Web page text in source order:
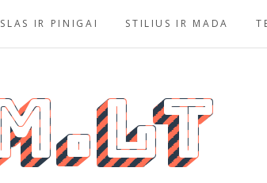
IR PINIGAI STILIUS IR MADA